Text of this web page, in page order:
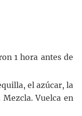
1 hora antes de
el azúcar, la
Vuelca en